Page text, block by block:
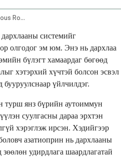
Azathioprine Intravenous Route
системийг
олгодог эм юм. Энэ нь дархлаа
бүлэгт хамаардаг бөгөөд
хэтэрхий хүчтэй болсон эсвэл
бууруулснаар үйлчилдэг.
турш янз бүрийн аутоиммун
суулгасны дараа эрхтэн
хэрэглэж ирсэн. Хэдийгээр
азатиоприн нь дархлааны
удирдлага шаардлагатай